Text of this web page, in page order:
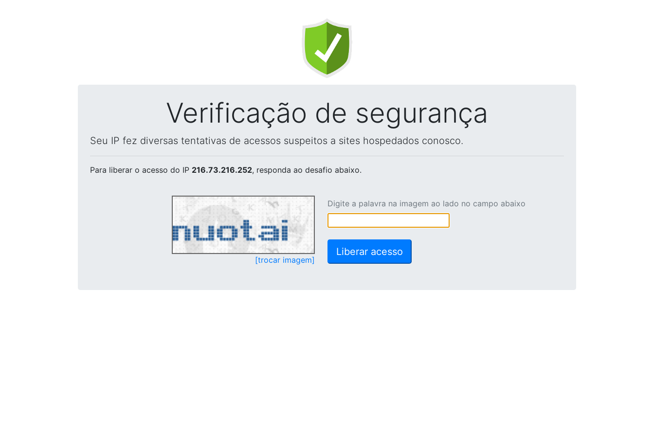
Verificação de segurança
Seu IP fez diversas tentativas de acessos suspeitos a sites hospedados conosco.
Para liberar o acesso do IP 216.73.216.252, responda ao desafio abaixo.
[trocar imagem]
Digite a palavra na imagem ao lado no campo abaixo